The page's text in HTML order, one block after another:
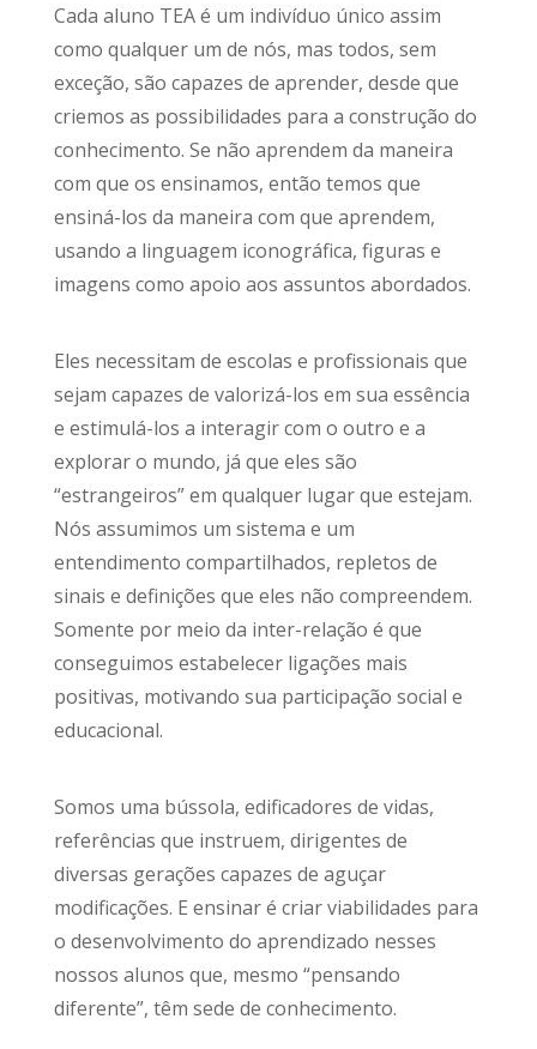
Cada aluno TEA é um indivíduo único assim
como qualquer um de nós, mas todos, sem
exceção, são capazes de aprender, desde que
criemos as possibilidades para a construção do
conhecimento. Se não aprendem da maneira
com que os ensinamos, então temos que
ensiná-los da maneira com que aprendem,
usando a linguagem iconográfica, figuras e
imagens como apoio aos assuntos abordados.
Eles necessitam de escolas e profissionais que
sejam capazes de valorizá-los em sua essência
e estimulá-los a interagir com o outro e a
explorar o mundo, já que eles são
“estrangeiros” em qualquer lugar que estejam.
Nós assumimos um sistema e um
entendimento compartilhados, repletos de
sinais e definições que eles não compreendem.
Somente por meio da inter-relação é que
conseguimos estabelecer ligações mais
positivas, motivando sua participação social e
educacional.
Somos uma bússola, edificadores de vidas,
referências que instruem, dirigentes de
diversas gerações capazes de aguçar
modificações. E ensinar é criar viabilidades para
o desenvolvimento do aprendizado nesses
nossos alunos que, mesmo “pensando
diferente”, têm sede de conhecimento.